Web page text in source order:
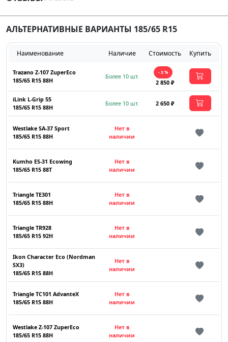
АЛЬТЕРНАТИВНЫЕ ВАРИАНТЫ 185/65 R15
Наименование Наличие Стоимость Купить
Trazano Z-107 ZuperEco
185/65 R15 88H
Более 10 шт.
- 3 %
2 850 ₽
iLink L-Grip 55
185/65 R15 88H
Более 10 шт. 2 650 ₽
Westlake SA-37 Sport
185/65 R15 88H
Нет в
наличии
Kumho ES-31 Ecowing
185/65 R15 88T
Нет в
наличии
Triangle TE301
185/65 R15 88H
Нет в
наличии
Triangle TR928
185/65 R15 92H
Нет в
наличии
Ikon Character Eco (Nordman
SX3)
185/65 R15 88H
Нет в
наличии
Triangle TC101 AdvanteX
185/65 R15 88H
Нет в
наличии
Westlake Z-107 ZuperEco
185/65 R15 88H
Нет в
наличии